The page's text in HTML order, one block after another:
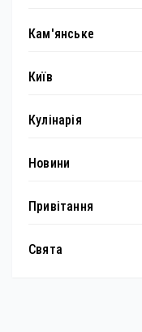
Кам'янське
Київ
Кулінарія
Новини
Привітання
Свята